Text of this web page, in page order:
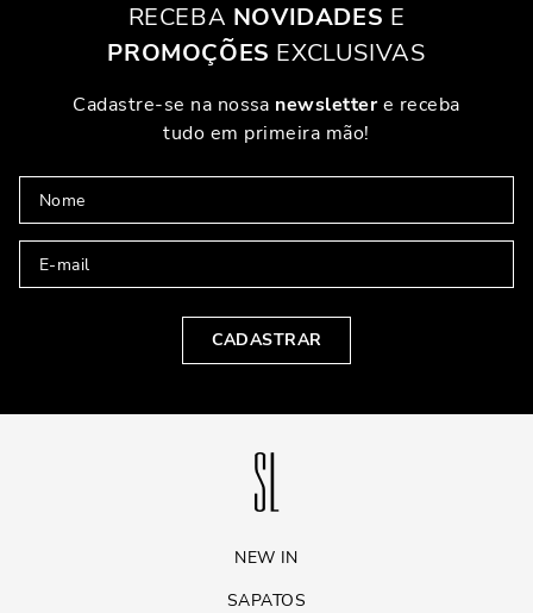
RECEBA NOVIDADES E
PROMOÇÕES EXCLUSIVAS
Cadastre-se na nossa newslettere receba
tudo em primeira mão!
CADASTRAR
NEW IN
SAPATOS